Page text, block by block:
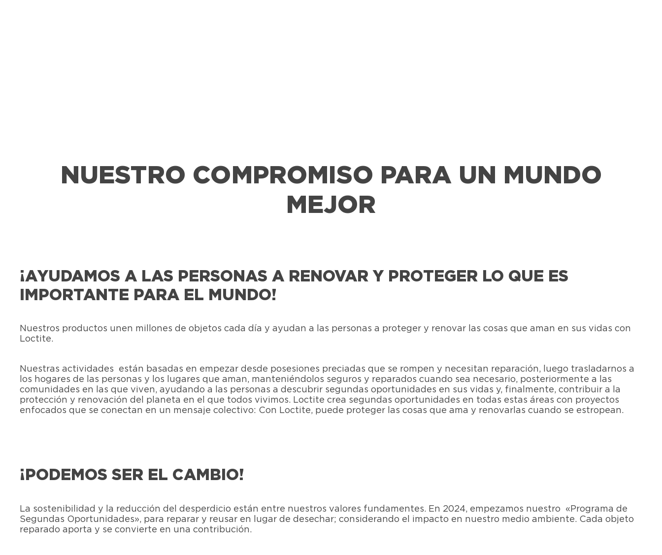
NUESTRO COMPROMISO PARA UN MUNDO
MEJOR
¡AYUDAMOS A LAS PERSONAS A RENOVAR Y PROTEGER LO QUE ES
IMPORTANTE PARA EL MUNDO!
Nuestros productos unen millones de objetos cada día y ayudan a las personas a proteger y renovar las cosas que aman en sus vidas con
Loctite.
Nuestras actividades están basadas en empezar desde posesiones preciadas que se rompen y necesitan reparación, luego trasladarnos a
los hogares de las personas y los lugares que aman, manteniéndolos seguros y reparados cuando sea necesario, posteriormente a las
comunidades en las que viven, ayudando a las personas a descubrir segundas oportunidades en sus vidas y, finalmente, contribuir a la
protección y renovación del planeta en el que todos vivimos. ​Loctite crea segundas oportunidades en todas estas áreas con proyectos
enfocados que se conectan en un mensaje colectivo:​ Con Loctite, puede proteger las cosas que ama y renovarlas cuando se estropean.​
¡PODEMOS SER EL CAMBIO!
La sostenibilidad y la reducción del desperdicio están entre nuestros valores fundamentes. En 2024, empezamos nuestro «Programa de
Segundas Oportunidades», para reparar y reusar en lugar de desechar; considerando el impacto en nuestro medio ambiente. Cada objeto
reparado aporta y se convierte en una contribución.